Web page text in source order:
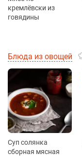
кремлёвски из
говядины
Блюда из овощей
Суп солянка
сборная мясная